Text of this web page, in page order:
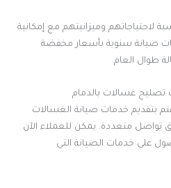
لاحتياجاتهم وميزانيتهم مع إمكانية
صيانة سنوية بأسعار مخفضة
طوال العام.
غسالات بالدمام
بتقديم خدمات صيانة الغسالات
متعددة. يمكن للعملاء الآن
على خدمات الصيانة التي